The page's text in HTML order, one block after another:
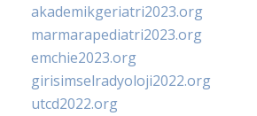
akademikgeriatri2023.org
marmarapediatri2023.org
emchie2023.org
girisimselradyoloji2022.org
utcd2022.org